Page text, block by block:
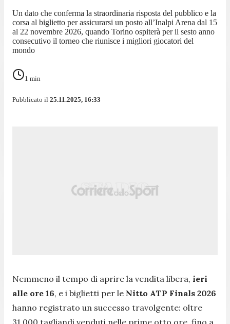
Un dato che conferma la straordinaria risposta del pubblico e la
corsa al biglietto per assicurarsi un posto all’Inalpi Arena dal 15
al 22 novembre 2026, quando Torino ospiterà per il sesto anno
consecutivo il torneo che riunisce i migliori giocatori del
mondo
1 min
Pubblicato il 25.11.2025, 16:33
Nemmeno il tempo di aprire la vendita libera, ieri
alle ore 16, e i biglietti per le Nitto ATP Finals 2026
hanno registrato un successo travolgente: oltre
31.000 tagliandi venduti nelle prime otto ore, fino a